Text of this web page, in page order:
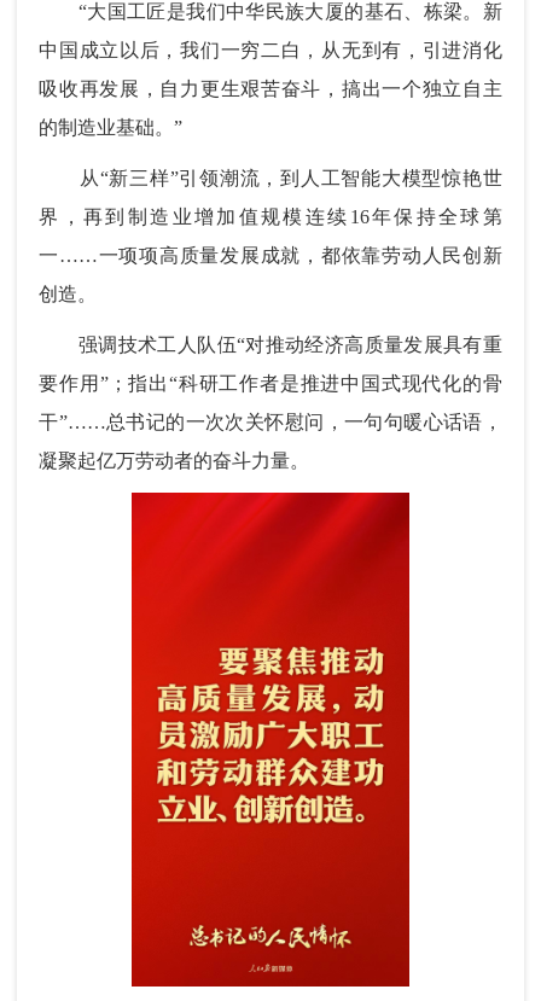
“大国工匠是我们中华民族大厦的基石、栋梁。新
中国成立以后，我们一穷二白，从无到有，引进消化
吸收再发展，自力更生艰苦奋斗，搞出一个独立自主
的制造业基础。”
从“新三样”引领潮流，到人工智能大模型惊艳世
界，再到制造业增加值规模连续16年保持全球第
一……一项项高质量发展成就，都依靠劳动人民创新
创造。
强调技术工人队伍“对推动经济高质量发展具有重
要作用”；指出“科研工作者是推进中国式现代化的骨
干”……总书记的一次次关怀慰问，一句句暖心话语，
凝聚起亿万劳动者的奋斗力量。